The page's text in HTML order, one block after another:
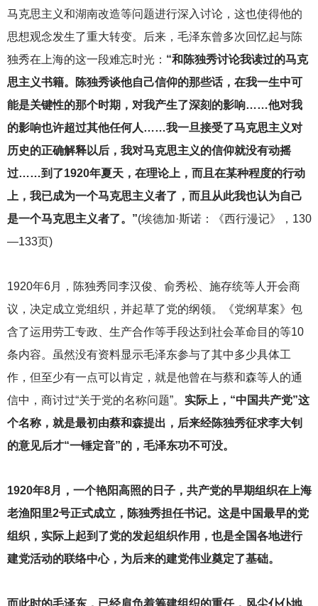
马克思主义和湖南改造等问题进行深入讨论，这也使得他的
思想观念发生了重大转变。后来，毛泽东曾多次回忆起与陈
独秀在上海的这一段难忘时光： “和陈独秀讨论我读过的马克
思主义书籍。陈独秀谈他自己信仰的那些话，在我一生中可
能是关键性的那个时期，对我产生了深刻的影响……他对我
的影响也许超过其他任何人……我一旦接受了马克思主义对
历史的正确解释以后，我对马克思主义的信仰就没有动摇
过……到了1920年夏天，在理论上，而且在某种程度的行动
上，我已成为一个马克思主义者了，而且从此我也认为自己
是一个马克思主义者了。”(埃德加·斯诺：《西行漫记》，130
—133页)
1920年6月，陈独秀同李汉俊、俞秀松、施存统等人开会商
议，决定成立党组织，并起草了党的纲领。《党纲草案》包
含了运用劳工专政、生产合作等手段达到社会革命目的等10
条内容。虽然没有资料显示毛泽东参与了其中多少具体工
作，但至少有一点可以肯定，就是他曾在与蔡和森等人的通
信中，商讨过“关于党的名称问题”。 实际上，“中国共产党”这
个名称，就是最初由蔡和森提出，后来经陈独秀征求李大钊
的意见后才“一锤定音”的，毛泽东功不可没。
1920年8月，一个艳阳高照的日子，共产党的早期组织在上海
老渔阳里2号正式成立，陈独秀担任书记。这是中国最早的党
组织，实际上起到了党的发起组织作用，也是全国各地进行
建党活动的联络中心，为后来的建党伟业奠定了基础。
而此时的毛泽东，已经肩负着筹建组织的重任，风尘仆仆地